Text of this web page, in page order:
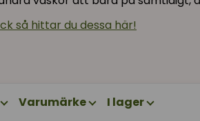
så hittar du dessa här!
Varumärke I lager